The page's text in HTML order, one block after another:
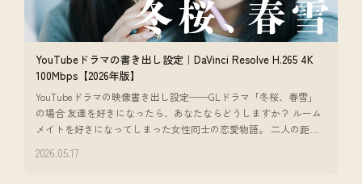
YouTubeドラマの書き出し設定｜DaVinci Resolve H.265 4K
100Mbps【2026年版】
YouTubeドラマの映像書き出し設定──GLドラマ「冬桜、春雪」
の場合 友達を好きになったら、あなたならどうしますか？ ルーム
メイトを好きになってしまった女性同士の恋愛物語。 二人の距離
2026.05.17